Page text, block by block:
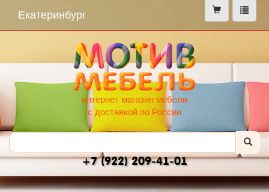
меню
Екатеринбург
интернет магазин мебели
с доставкой по России
+7 (922) 209-41-01